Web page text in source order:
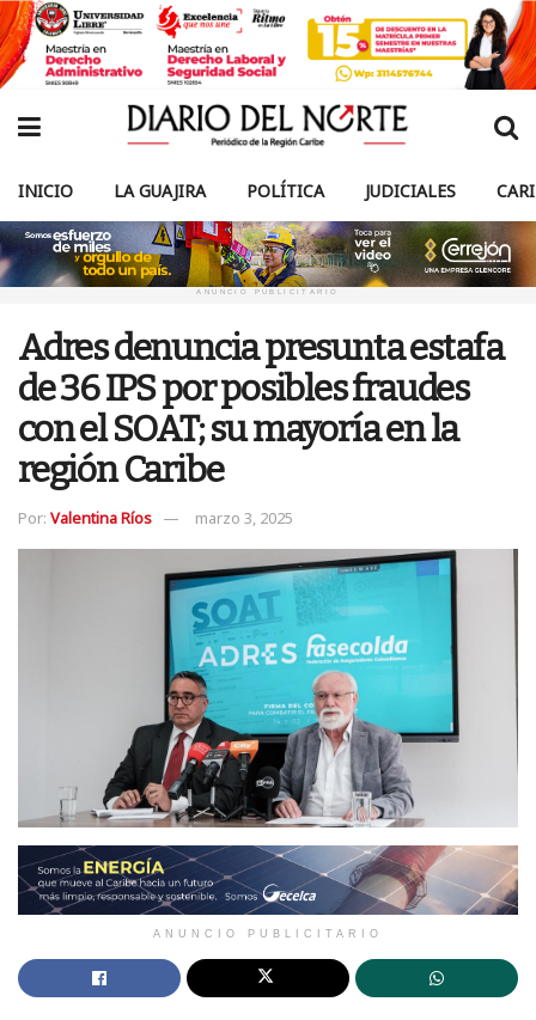
INICIO LA GUAJIRA POLÍTICA JUDICIALES
ANUNCIO PUBLICITARIO
Adres denuncia presunta estafa
de 36 IPS por posibles fraudes
con el SOAT; su mayoría en la
región Caribe
Por: Valentina Ríos marzo 3, 2025
ANUNCIO PUBLICITARIO